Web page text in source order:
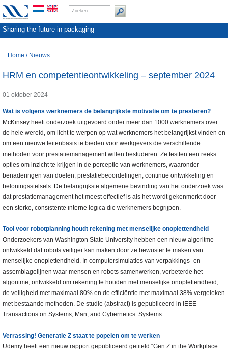
Sharing the future in packaging
Home / Nieuws
HRM en competentieontwikkeling – september 2024
01 oktober 2024
Wat is volgens werknemers de belangrijkste motivatie om te presteren?
McKinsey heeft onderzoek uitgevoerd onder meer dan 1000 werknemers over
de hele wereld, om licht te werpen op wat werknemers het belangrijkst vinden en
om een nieuwe feitenbasis te bieden voor werkgevers die verschillende
methoden voor prestatiemanagement willen bestuderen. Ze testten een reeks
opties om inzicht te krijgen in de perceptie van werknemers, waaronder
benaderingen van doelen, prestatiebeoordelingen, continue ontwikkeling en
beloningsstelsels. De belangrijkste algemene bevinding van het onderzoek was
dat prestatiemanagement het meest effectief is als het wordt gekenmerkt door
een sterke, consistente interne logica die werknemers begrijpen.
Tool voor robotplanning houdt rekening met menselijke onoplettendheid
Onderzoekers van Washington State University hebben een nieuw algoritme
ontwikkeld dat robots veiliger kan maken door ze bewuster te maken van
menselijke onoplettendheid. In computersimulaties van verpakkings- en
assemblagelijnen waar mensen en robots samenwerken, verbeterde het
algoritme, ontwikkeld om rekening te houden met menselijke onoplettendheid,
de veiligheid met maximaal 80% en de efficiëntie met maximaal 38% vergeleken
met bestaande methoden. De studie (abstract) is gepubliceerd in IEEE
Transactions on Systems, Man, and Cybernetics: Systems.
Verrassing! Generatie Z staat te popelen om te werken
Udemy heeft een nieuw rapport gepubliceerd getiteld “Gen Z in the Workplace: